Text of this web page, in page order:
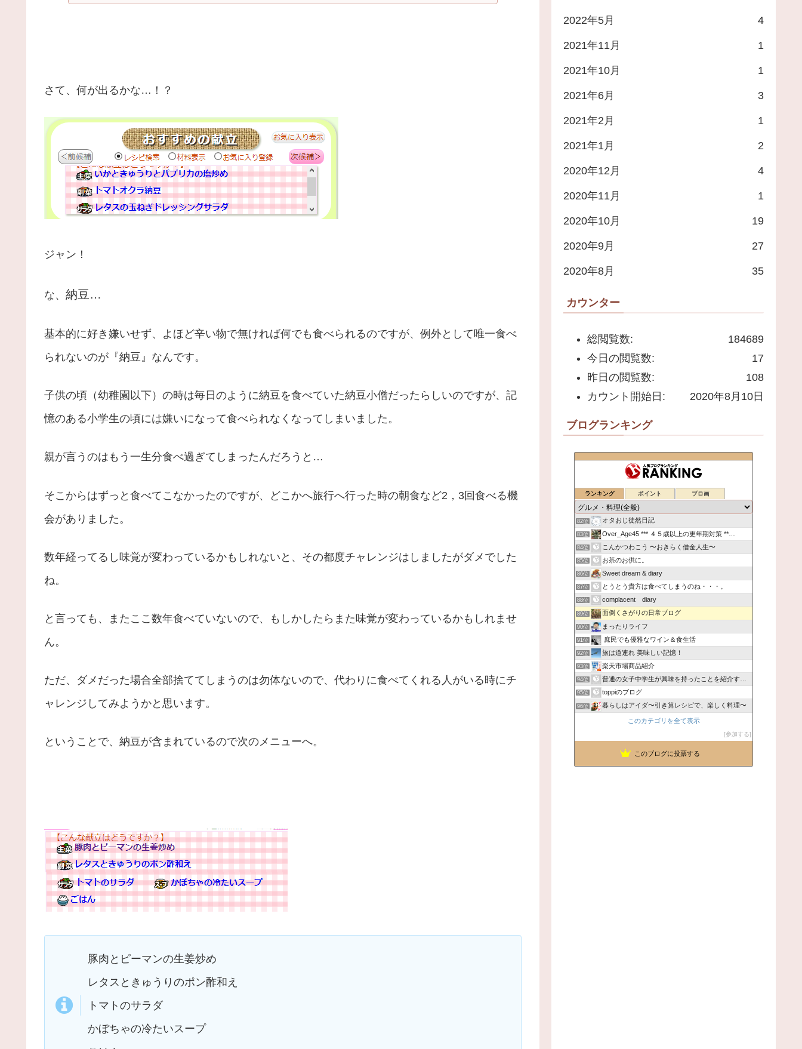
さて、何が出るかな…！？
ジャン！
な、 納豆…
基本的に好き嫌いせず、よほど辛い物で無ければ何でも食べられるのですが、例外として唯一食べ
られないのが『納豆』なんです。
子供の頃（幼稚園以下）の時は毎日のように納豆を食べていた納豆小僧だったらしいのですが、記
憶のある小学生の頃には嫌いになって食べられなくなってしまいました。
親が言うのはもう一生分食べ過ぎてしまったんだろうと…
そこからはずっと食べてこなかったのですが、どこかへ旅行へ行った時の朝食など2，3回食べる機
会がありました。
数年経ってるし味覚が変わっているかもしれないと、その都度チャレンジはしましたがダメでした
ね。
と言っても、またここ数年食べていないので、もしかしたらまた味覚が変わっているかもしれませ
ん。
ただ、ダメだった場合全部捨ててしまうのは勿体ないので、代わりに食べてくれる人がいる時にチ
ャレンジしてみようかと思います。
ということで、納豆が含まれているので次のメニューへ。
豚肉とピーマンの生姜炒め
レタスときゅうりのポン酢和え
トマトのサラダ
かぼちゃの冷たいスープ
2022年5月 4
2021年11月 1
2021年10月 1
2021年6月 3
2021年2月 1
2021年1月 2
2020年12月 4
2020年11月 1
2020年10月 19
2020年9月 27
2020年8月 35
カウンター
184689
総閲覧数:
17
今日の閲覧数:
108
昨日の閲覧数:
2020年8月10日
カウント開始日:
ブログランキング
ランキング ポイント ブロ画
82位 オタおじ徒然日記
83位 Over_Age45 *** ４５歳以上の更年期対策 **…
84位 こんかつわこう 〜おきらく借金人生〜
85位 お茶のお供に。
86位 Sweet dream & diary
87位 とうとう貴方は食べてしまうのね・・・。
88位 complacent diary
89位 面倒くさがりの日常ブログ
90位 まったりライフ
91位 庶民でも優雅なワイン＆食生活
92位 旅は道連れ 美味しい記憶！
93位 楽天市場商品紹介
94位 普通の女子中学生が興味を持ったことを紹介するブログ
95位 toppiのブログ
96位 暮らしはアイダ〜引き算レシピで、楽しく料理〜
このカテゴリを全て表示
参加する
このブログに投票する